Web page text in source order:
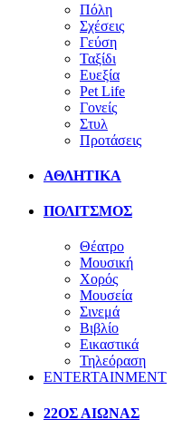
Πόλη
Σχέσεις
Γεύση
Ταξίδι
Ευεξία
Pet Life
Γονείς
Στυλ
Προτάσεις
ΑΘΛΗΤΙΚΑ
ΠΟΛΙΤΣΜΟΣ
Θέατρο
Μουσική
Χορός
Μουσεία
Σινεμά
Βιβλίο
Εικαστικά
Τηλεόραση
ENTERTAINMENT
22ΟΣ ΑΙΩΝΑΣ